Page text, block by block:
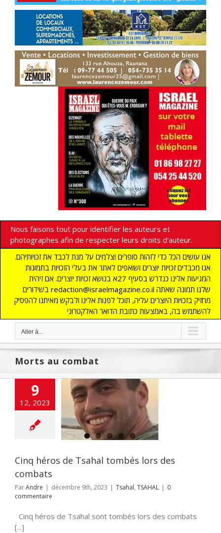
Nous faisons tout pour identifier les auteurs et
photographes afin de respecter leurs droits d'auteur.
אנו עושים הכל כדי לזהות סופרים וצלמים על מנת לכבד את זכויותיהם.
אנו מכבדים זכויות יוצרים ושואפים לאתר את בעלי הזכויות בתמונות
המגיעות אלינו כנדרש בסעיף 27א בנושא זכויות יוצרים. אם זיהית
בשידורים redaction@israelmagazine.co.il שלנו תמונה שאתה
מחזיק בזכויות היוצרים עליה, תוכל לפנות אלינו ולבקש מאיתנו להפסיק
להשתמש בה, באמצעות כתובת הדואר האלקטרוני
Aller à...
Morts au combat
9
12, 2023
de Tsahal
Cinq héros de Tsahal tombés lors des
combats
ParAndre | décembre 9th, 2023 | Tsahal, TSAHAL | 0
commentaire
Cinq héros de Tsahal sont tombés lors des combats
[...]